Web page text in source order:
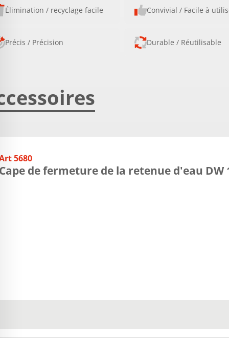
Élimination / recyclage facile Convivial / Facile à
Précis / Précision Durable / Réutilisable
5680
de fermeture de la retenue d'eau DW